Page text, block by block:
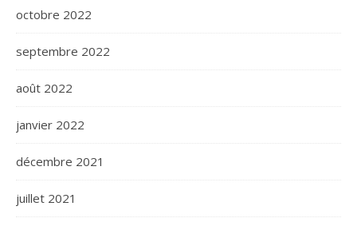
octobre 2022
septembre 2022
août 2022
janvier 2022
décembre 2021
juillet 2021